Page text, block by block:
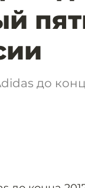
до